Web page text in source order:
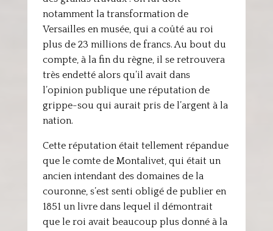
notamment la transformation de
Versailles en musée, qui a coûté au roi
plus de 23 millions de francs. Au bout du
compte, à la fin du règne, il se retrouvera
très endetté alors qu’il avait dans
l’opinion publique une réputation de
grippe-sou qui aurait pris de l’argent à la
nation.
Cette réputation était tellement répandue
que le comte de Montalivet, qui était un
ancien intendant des domaines de la
couronne, s’est senti obligé de publier en
1851 un livre dans lequel il démontrait
que le roi avait beaucoup plus donné à la